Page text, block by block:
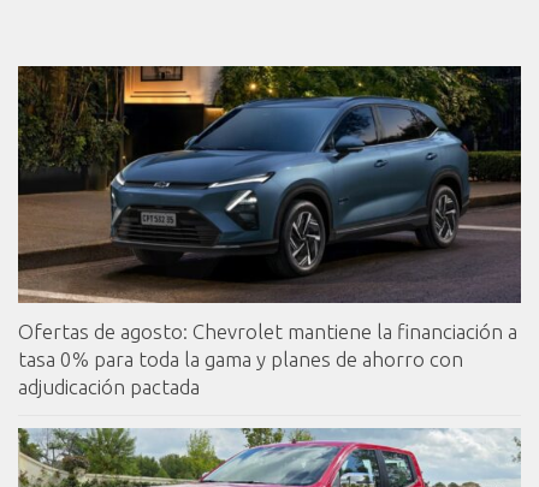
Ofertas de agosto: Chevrolet mantiene la financiación a
tasa 0% para toda la gama y planes de ahorro con
adjudicación pactada